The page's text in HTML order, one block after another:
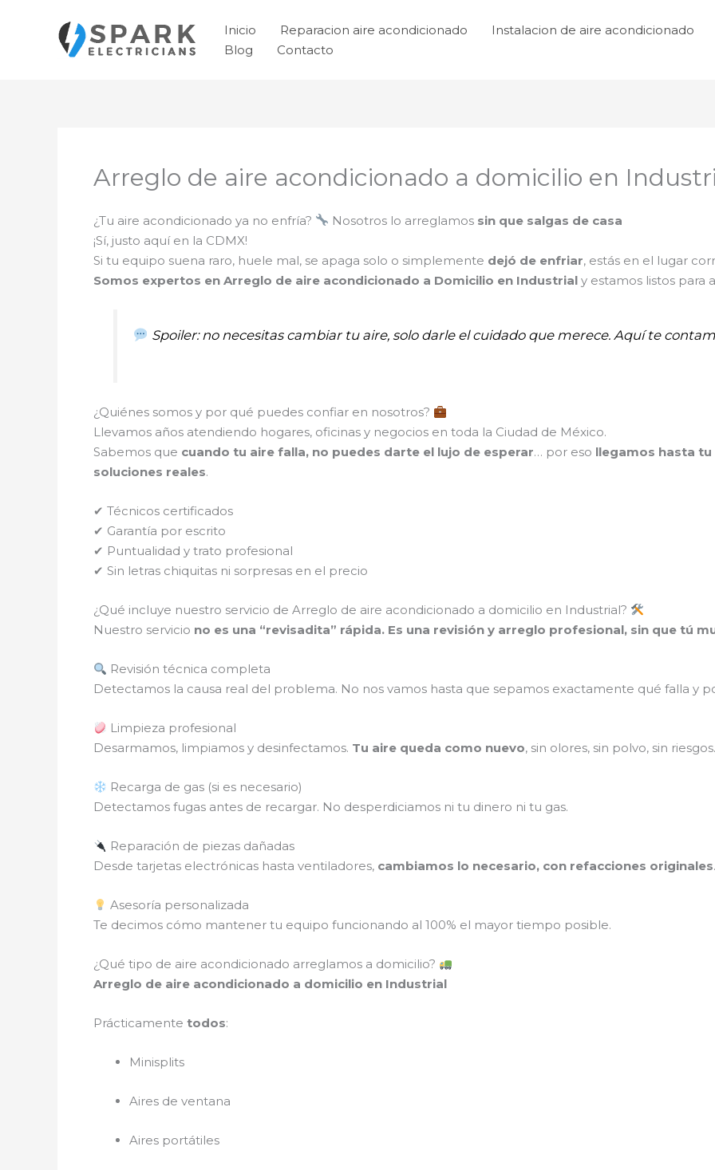
contenido
Inicio Reparacion aire acondicionado
Instalacion de aire acondicionado
Blog
Contacto
Arreglo de aire acondicionado a domicilio en
¿Tu aire acondicionado ya no enfría? Nosotros lo arreglamos sin que salgas de casa
¡Sí, justo aquí en la CDMX!
Si tu equipo suena raro, huele mal, se apaga solo o simplemente dejó de enfriar, estás en el lugar
Somos expertos en Arreglo de aire acondicionado a Domicilio en Industrial y estamos listos para
Spoiler: no necesitas cambiar tu aire, solo darle el cuidado que merece. Aquí te
¿Quiénes somos y por qué puedes confiar en nosotros?
Llevamos años atendiendo hogares, oficinas y negocios en toda la Ciudad de México.
Sabemos que cuando tu aire falla, no puedes darte el lujo de esperar… por eso llegamos hasta
soluciones reales.
✔ Técnicos certificados
✔ Garantía por escrito
✔ Puntualidad y trato profesional
✔ Sin letras chiquitas ni sorpresas en el precio
¿Qué incluye nuestro servicio de Arreglo de aire acondicionado a domicilio en Industrial?
Nuestro servicio no es una “revisadita” rápida. Es una revisión y arreglo profesional, sin que tú
Revisión técnica completa
Detectamos la causa real del problema. No nos vamos hasta que sepamos exactamente qué falla y
Limpieza profesional
Desarmamos, limpiamos y desinfectamos. Tu aire queda como nuevo, sin olores, sin polvo, sin riesgos.
Recarga de gas (si es necesario)
Detectamos fugas antes de recargar. No desperdiciamos ni tu dinero ni tu gas.
Reparación de piezas dañadas
Desde tarjetas electrónicas hasta ventiladores, cambiamos lo necesario, con refacciones originales.
Asesoría personalizada
Te decimos cómo mantener tu equipo funcionando al 100% el mayor tiempo posible.
¿Qué tipo de aire acondicionado arreglamos a domicilio?
Arreglo de aire acondicionado a domicilio en Industrial
Prácticamente todos:
Minisplits
Aires de ventana
Aires portátiles